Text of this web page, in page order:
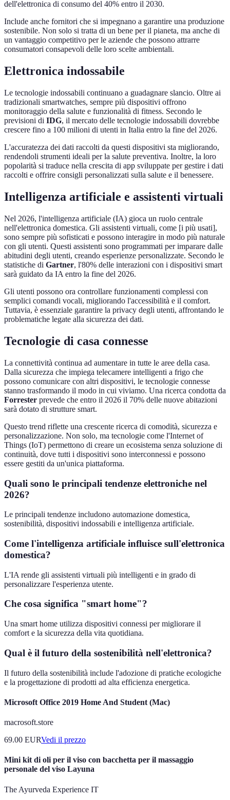
dell'elettronica di consumo del 40% entro il 2030.
Include anche fornitori che si impegnano a garantire una produzione
sostenibile. Non solo si tratta di un bene per il pianeta, ma anche di
un vantaggio competitivo per le aziende che possono attrarre
consumatori consapevoli delle loro scelte ambientali.
Elettronica indossabile
Le tecnologie indossabili continuano a guadagnare slancio. Oltre ai
tradizionali smartwatches, sempre più dispositivi offrono
monitoraggio della salute e funzionalità di fitness. Secondo le
previsioni di IDG, il mercato delle tecnologie indossabili dovrebbe
crescere fino a 100 milioni di utenti in Italia entro la fine del 2026.
L'accuratezza dei dati raccolti da questi dispositivi sta migliorando,
rendendoli strumenti ideali per la salute preventiva. Inoltre, la loro
popolarità si traduce nella crescita di app sviluppate per gestire i dati
raccolti e offrire consigli personalizzati sulla salute e il benessere.
Intelligenza artificiale e assistenti virtuali
Nel 2026, l'intelligenza artificiale (IA) gioca un ruolo centrale
nell'elettronica domestica. Gli assistenti virtuali, come [i più usati],
sono sempre più sofisticati e possono interagire in modo più naturale
con gli utenti. Questi assistenti sono programmati per imparare dalle
abitudini degli utenti, creando esperienze personalizzate. Secondo le
statistiche di Gartner, l'80% delle interazioni con i dispositivi smart
sarà guidato da IA entro la fine del 2026.
Gli utenti possono ora controllare funzionamenti complessi con
semplici comandi vocali, migliorando l'accessibilità e il comfort.
Tuttavia, è essenziale garantire la privacy degli utenti, affrontando le
problematiche legate alla sicurezza dei dati.
Tecnologie di casa connesse
La connettività continua ad aumentare in tutte le aree della casa.
Dalla sicurezza che impiega telecamere intelligenti a frigo che
possono comunicare con altri dispositivi, le tecnologie connesse
stanno trasformando il modo in cui viviamo. Una ricerca condotta da
Forrester prevede che entro il 2026 il 70% delle nuove abitazioni
sarà dotato di strutture smart.
Questo trend riflette una crescente ricerca di comodità, sicurezza e
personalizzazione. Non solo, ma tecnologie come l'Internet of
Things (IoT) permettono di creare un ecosistema senza soluzione di
continuità, dove tutti i dispositivi sono interconnessi e possono
essere gestiti da un'unica piattaforma.
Quali sono le principali tendenze elettroniche nel
2026?
Le principali tendenze includono automazione domestica,
sostenibilità, dispositivi indossabili e intelligenza artificiale.
Come l'intelligenza artificiale influisce sull'elettronica
domestica?
L'IA rende gli assistenti virtuali più intelligenti e in grado di
personalizzare l'esperienza utente.
Che cosa significa "smart home"?
Una smart home utilizza dispositivi connessi per migliorare il
comfort e la sicurezza della vita quotidiana.
Qual è il futuro della sostenibilità nell'elettronica?
Il futuro della sostenibilità include l'adozione di pratiche ecologiche
e la progettazione di prodotti ad alta efficienza energetica.
Microsoft Office 2019 Home And Student (Mac)
macrosoft.store
69.00 EURVedi il prezzo
Mini kit di oli per il viso con bacchetta per il massaggio
personale del viso Layuna
The Ayurveda Experience IT